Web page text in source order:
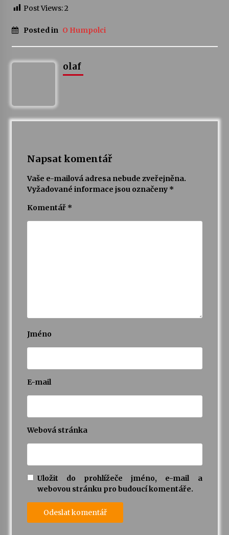
Želiv
3. 7. 2026
Petr Adamec – Malovaný svět
Post Views:2
Posted in O Humpolci
olaf
Napsat komentář
Vaše e-mailová adresa nebude zveřejněna.
Vyžadované informace jsou označeny *
Komentář *
Jméno
E-mail
Webová stránka
Uložit do prohlížeče jméno, e-mail a
webovou stránku pro budoucí komentáře.